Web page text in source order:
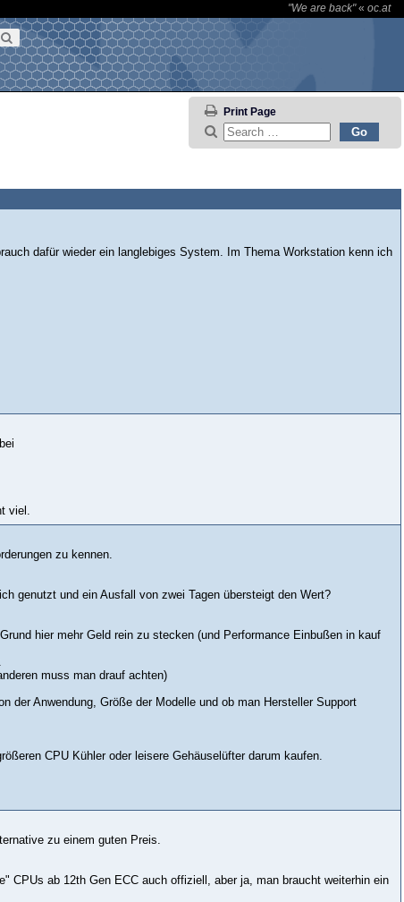
"We are back"« oc.at
Print Page
dafür wieder ein langlebiges System. Im Thema Workstation kenn ich
viel.
zu kennen.
genutzt und ein Ausfall von zwei Tagen übersteigt den Wert?
hier mehr Geld rein zu stecken (und Performance Einbußen in kauf
muss man drauf achten)
Anwendung, Größe der Modelle und ob man Hersteller Support
CPU Kühler oder leisere Gehäuselüfter darum kaufen.
zu einem guten Preis.
CPUs ab 12th Gen ECC auch offiziell, aber ja, man braucht weiterhin ein